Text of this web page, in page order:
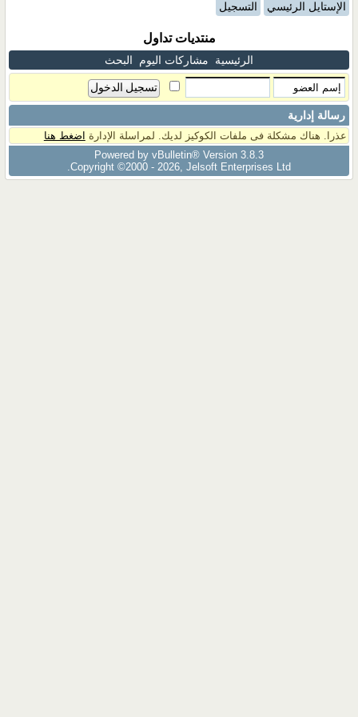
الإستايل الرئيسي التسجيل
منتديات تداول
الرئيسية مشاركات اليوم البحث
رسالة إدارية
عذرا. هناك مشكلة فى ملفات الكوكيز لديك. لمراسلة الإدارة اضغط هنا
Powered by vBulletin® Version 3.8.3
Copyright ©2000 - 2026, Jelsoft Enterprises Ltd.